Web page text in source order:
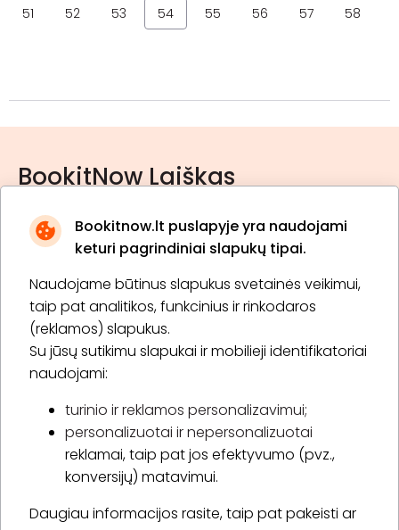
Bookitnow.lt puslapyje yra naudojami
keturi pagrindiniai slapukų tipai.
Naudojame būtinus slapukus svetainės veikimui,
taip pat analitikos, funkcinius ir rinkodaros
(reklamos) slapukus.
Su jūsų sutikimu slapukai ir mobilieji identifikatoriai
naudojami:
turinio ir reklamos personalizavimui;
personalizuotai ir nepersonalizuotai
reklamai, taip pat jos efektyvumo (pvz.,
konversijų) matavimui.
Daugiau informacijos rasite, taip pat pakeisti ar
51
52 53 54 55 56 57 58
BookitNow Laiškas
* Susipažinau su privatumo politika
Prenumeruoti
Apie „BookitNow“
Informacija